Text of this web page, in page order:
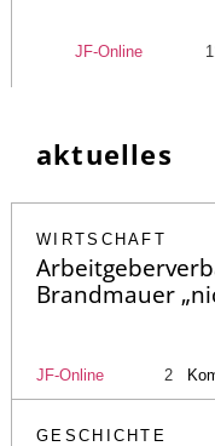
JF-Online
aktuelles
WIRTSCHAFT
Brandmauer
JF-Online 2
GESCHICHTE